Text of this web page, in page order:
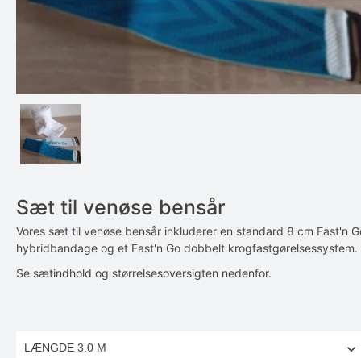
Sæt til venøse bensår
Vores sæt til venøse bensår inkluderer en standard 8 cm Fast'n
hybridbandage og et Fast'n Go dobbelt krogfastgørelsessystem.
Se sætindhold og størrelsesoversigten nedenfor.